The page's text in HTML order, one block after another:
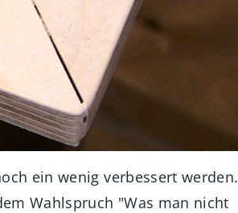
ein wenig verbessert werden.
Wahlspruch "Was man nicht